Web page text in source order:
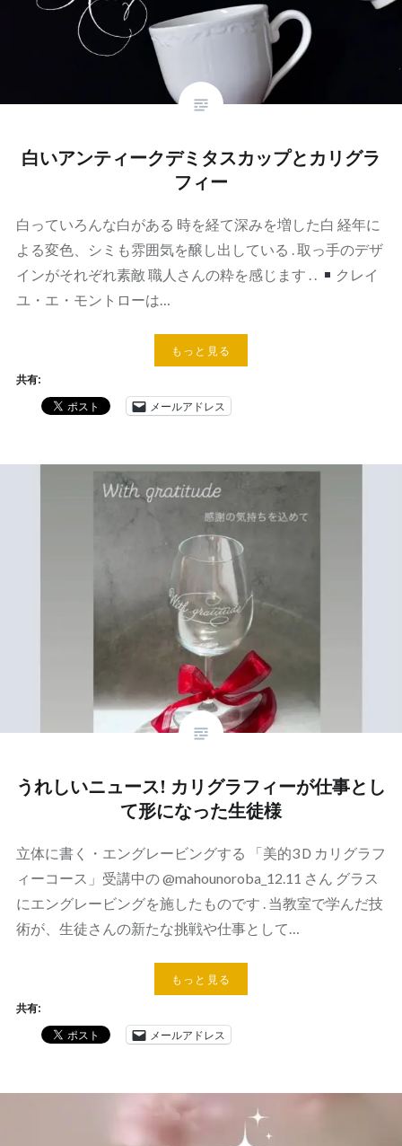
白いアンティークデミタスカップとカリグラ
フィー
白っていろんな白がある 時を経て深みを増した白 経年に
よる変色、シミも雰囲気を醸し出している . 取っ手のデザ
インがそれぞれ素敵 職人さんの粋を感じます . .
クレイ
ユ・エ・モントローは…
もっと見る
共有:
メールアドレス
うれしいニュース! カリグラフィーが仕事とし
て形になった生徒様
立体に書く・エングレービングする 「美的3Ｄカリグラフ
ィーコース」受講中の @mahounoroba_12.11 さん グラス
にエングレービングを施したものです . 当教室で学んだ技
術が、生徒さんの新たな挑戦や仕事として…
もっと見る
共有:
メールアドレス